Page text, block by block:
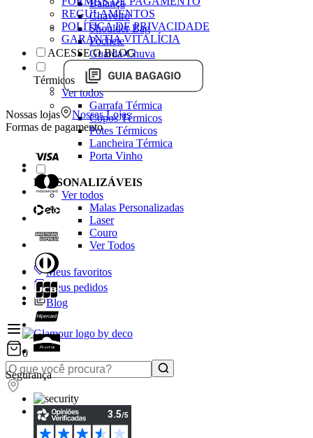
Balança
Chaveiro
Shoulder Bag
Pochete
Guarda-Chuva
Térmicos
Ver todos
Garrafa Térmica
Copos Térmicos
Potes Térmicos
Lancheira Térmica
Porta Vinho
PERSONALIZÁVEIS
Ver todos
Malas Personalizadas
Laser
Couro
Ver Todos
Meus favoritos
Meus pedidos
Blog
0
REGULAMENTOS
POLÍTICA DE PRIVACIDADE
GARANTIA VITALÍCIA
ACESSE O BLOG
Nossas lojas
Nossas Lojas
Formas de pagamento
Segurança